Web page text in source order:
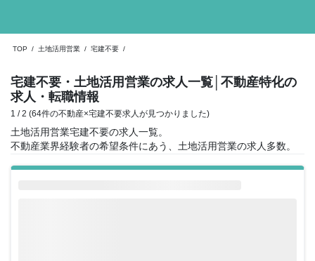
TOP / 土地活用営業 / 宅建不要 /
宅建不要・土地活用営業の求人一覧 │不動産特化の
求人・転職情報
1 / 2 (64件の不動産×宅建不要求人が見つかりました)
土地活用営業宅建不要の求人一覧。
不動産業界経験者の希望条件にあう、土地活用営業の求人多数。